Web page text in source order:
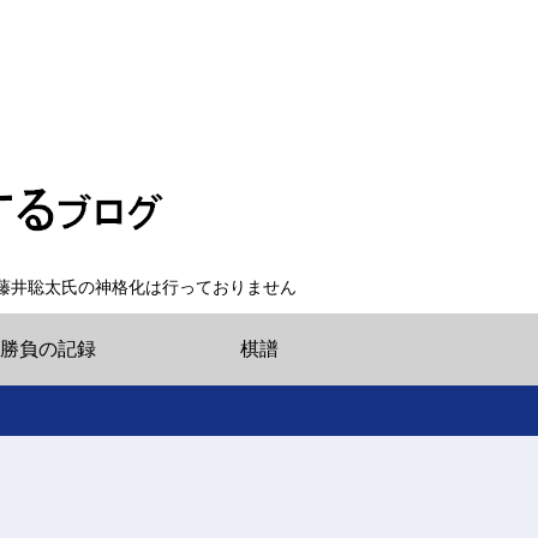
聡太氏の神格化は行っておりません
勝負の記録 棋譜